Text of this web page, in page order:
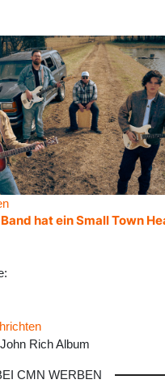
hat ein Small Town
Rich Album
CMN WERBEN